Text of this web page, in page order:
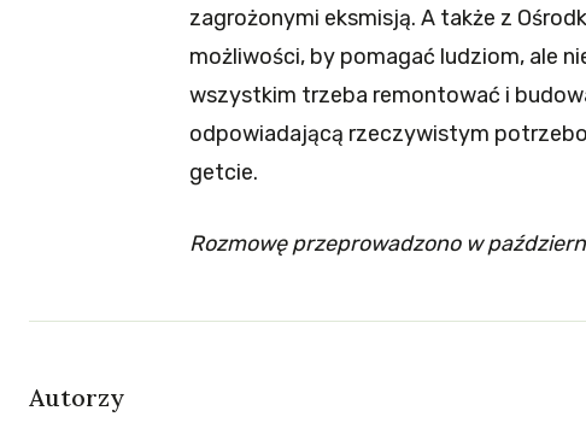
zagrożonymi eksmisją. A także z
możliwości, by pomagać ludziom, ale
wszystkim trzeba remontować i
odpowiadającą rzeczywistym
getcie.
Rozmowę przeprowadzono w
Autorzy